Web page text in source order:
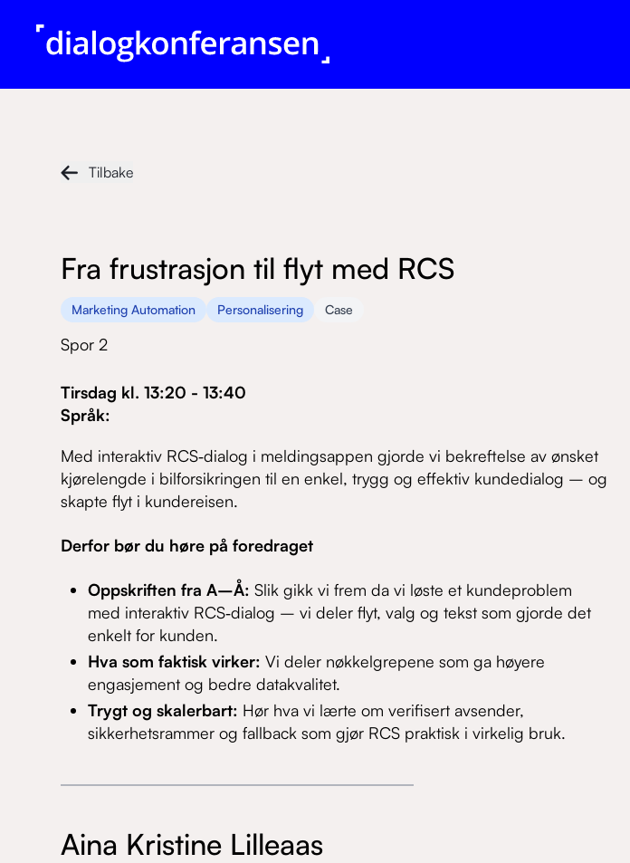
Tilbake
Fra frustrasjon til flyt med RCS
Marketing Automation Personalisering Case
Spor 2
Tirsdag kl. 13:20 - 13:40
Språk:
Med interaktiv RCS‑dialog i meldingsappen gjorde vi bekreftelse av ønsket
kjørelengde i bilforsikringen til en enkel, trygg og effektiv kundedialog – og
skapte flyt i kundereisen.
Derfor bør du høre på foredraget
Oppskriften fra A–Å: Slik gikk vi frem da vi løste et kundeproblem
med interaktiv RCS‑dialog – vi deler flyt, valg og tekst som gjorde det
enkelt for kunden.
Hva som faktisk virker: Vi deler nøkkelgrepene som ga høyere
engasjement og bedre datakvalitet.
Trygt og skalerbart: Hør hva vi lærte om verifisert avsender,
sikkerhetsrammer og fallback som gjør RCS praktisk i virkelig bruk.
Aina Kristine Lilleaas